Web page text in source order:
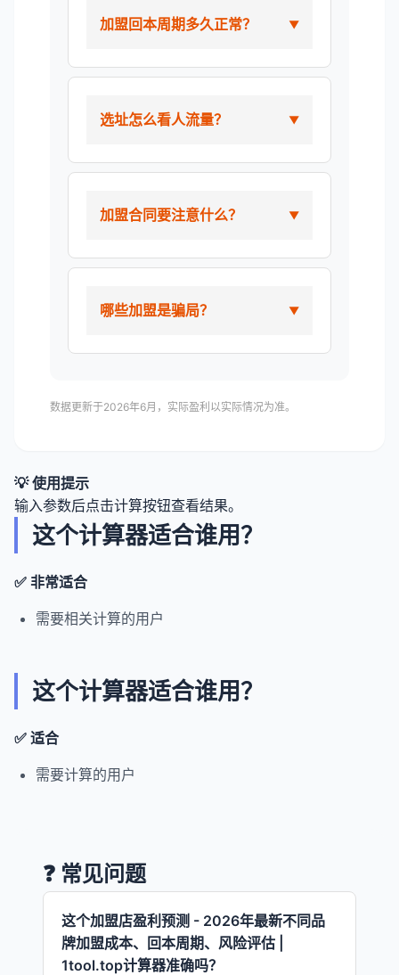
加盟回本周期多久正常？
选址怎么看人流量？
加盟合同要注意什么？
哪些加盟是骗局？
数据更新于2026年6月，实际盈利以实际情况为准。
💡 使用提示
输入参数后点击计算按钮查看结果。
这个计算器适合谁用？
✅ 非常适合
需要相关计算的用户
这个计算器适合谁用？
✅ 适合
需要计算的用户
❓ 常见问题
这个加盟店盈利预测 - 2026年最新不同品
牌加盟成本、回本周期、风险评估 |
1tool.top计算器准确吗？